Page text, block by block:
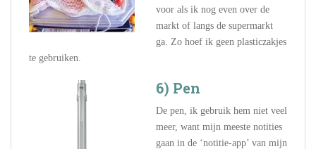
voor als ik nog even over de
markt of langs de supermarkt
ga. Zo hoef ik geen plasticzakjes
te gebruiken.
6) Pen
De pen, ik gebruik hem niet veel
meer, want mijn meeste notities
gaan in de ‘notitie-app’ van mijn